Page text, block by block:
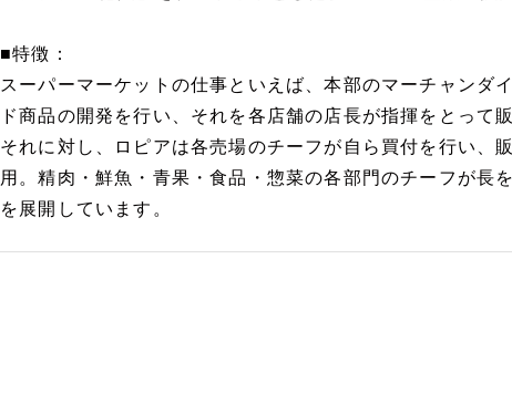
■特徴：
スーパーマーケットの仕事といえば、本部のマーチャンダ
ド商品の開発を行い、それを各店舗の店長が指揮をとって
それに対し、ロピアは各売場のチーフが自ら買付を行い、
用。精肉・鮮魚・青果・食品・惣菜の各部門のチーフが長
を展開しています。